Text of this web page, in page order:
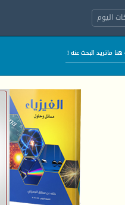
اليوم